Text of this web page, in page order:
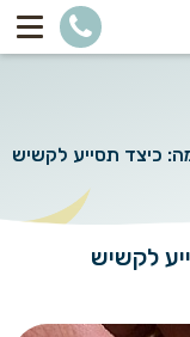
כיצד תסייע לקשיש
לקשיש